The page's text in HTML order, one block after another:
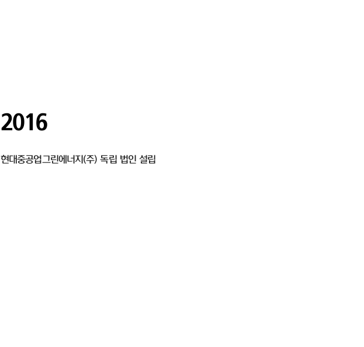
2016
현대중공업그린에너지(주) 독립 법인 설립